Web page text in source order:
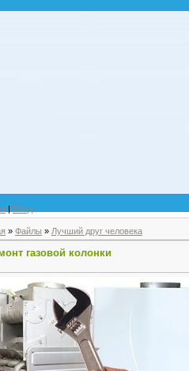
| Вход
» Файлы » Лучший друг человека
газовой колонки